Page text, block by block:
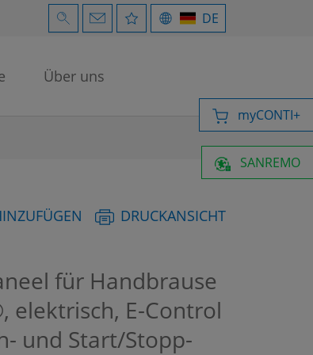
DE
Über uns
SANREMO
myCONTI+
DRUCKANSICHT
für Handbrause
elektrisch, E-Control
und Start/Stopp-